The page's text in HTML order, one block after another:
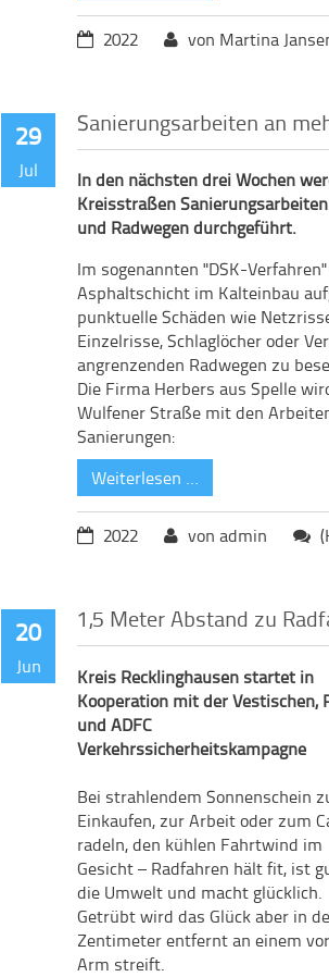
2022 von Martina
29
Jul
Sanierungsarbeiten an
In den nächsten drei Wochen
Kreisstraßen
und Radwegen durchgeführt.
Im sogenannten "DSK-
Asphaltschicht im Kalteinbau
punktuelle Schäden wie
Einzelrisse, Schlaglöcher oder
angrenzenden Radwegen zu
Die Firma Herbers aus Spelle
Wulfener Straße mit den
Sanierungen:
Weiterlesen …
2022 von admin
20
Jun
1,5 Meter Abstand zu
Kreis Recklinghausen startet in
Kooperation mit der Vestischen,
und ADFC
Verkehrssicherheitskampagne
Bei strahlendem Sonnenschein
Einkaufen, zur Arbeit oder zum
radeln, den kühlen Fahrtwind im
Gesicht – Radfahren hält fit, ist
die Umwelt und macht glücklich.
Getrübt wird das Glück aber in
Zentimeter entfernt an einem
Arm streift.